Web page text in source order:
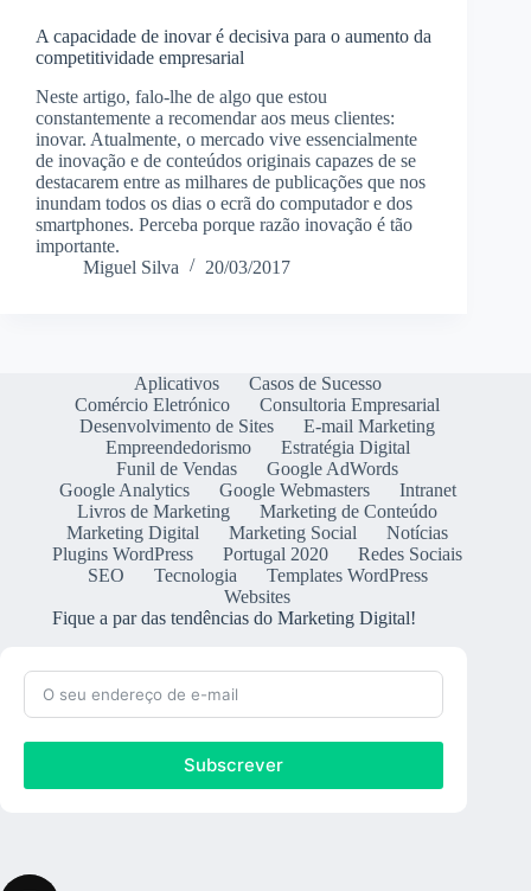
A capacidade de inovar é decisiva para o aumento da
competitividade empresarial
Neste artigo, falo-lhe de algo que estou
constantemente a recomendar aos meus clientes:
inovar. Atualmente, o mercado vive essencialmente
de inovação e de conteúdos originais capazes de se
destacarem entre as milhares de publicações que nos
inundam todos os dias o ecrã do computador e dos
smartphones. Perceba porque razão inovação é tão
importante.
Miguel Silva
20/03/2017
Aplicativos
Casos de Sucesso
Comércio Eletrónico
Consultoria Empresarial
Desenvolvimento de Sites
E-mail Marketing
Empreendedorismo
Estratégia Digital
Funil de Vendas
Google AdWords
Google Analytics
Google Webmasters
Intranet
Livros de Marketing
Marketing de Conteúdo
Marketing Digital
Marketing Social
Notícias
Plugins WordPress
Portugal 2020
Redes Sociais
SEO
Tecnologia
Templates WordPress
Websites
Fique a par das tendências do Marketing Digital!
Subscrever